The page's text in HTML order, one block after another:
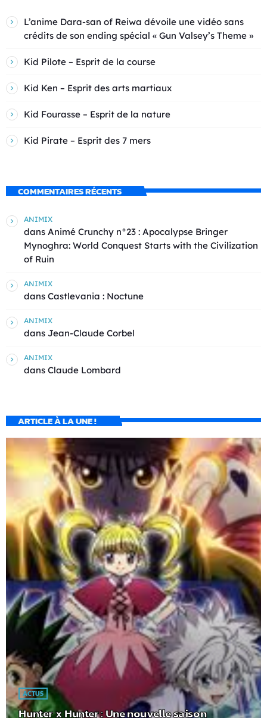
L’anime Dara-san of Reiwa dévoile une vidéo sans
crédits de son ending spécial « Gun Valsey’s Theme »
Kid Pilote – Esprit de la course
Kid Ken – Esprit des arts martiaux
Kid Fourasse – Esprit de la nature
Kid Pirate – Esprit des 7 mers
COMMENTAIRES RÉCENTS
ANIMIX
dans Animé Crunchy n°23 : Apocalypse Bringer
Mynoghra: World Conquest Starts with the Civilization
of Ruin
ANIMIX
dans Castlevania : Noctune
ANIMIX
dans Jean-Claude Corbel
ANIMIX
dans Claude Lombard
ARTICLE À LA UNE !
ACTUS
Hunter x Hunter : Une nouvelle saison